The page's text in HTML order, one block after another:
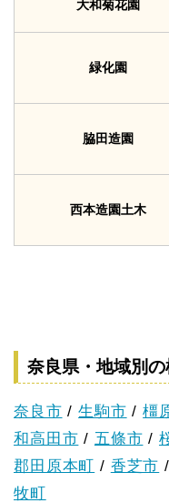
大和菊花園
緑化園
脇田造園
西本造園土木
奈良県・地域別
奈良市 /生駒市 /橿
和高田市 / 五條市 /
郡田原本町 / 香芝市 /
牧町